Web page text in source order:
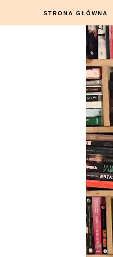
STRONA GŁÓWNA